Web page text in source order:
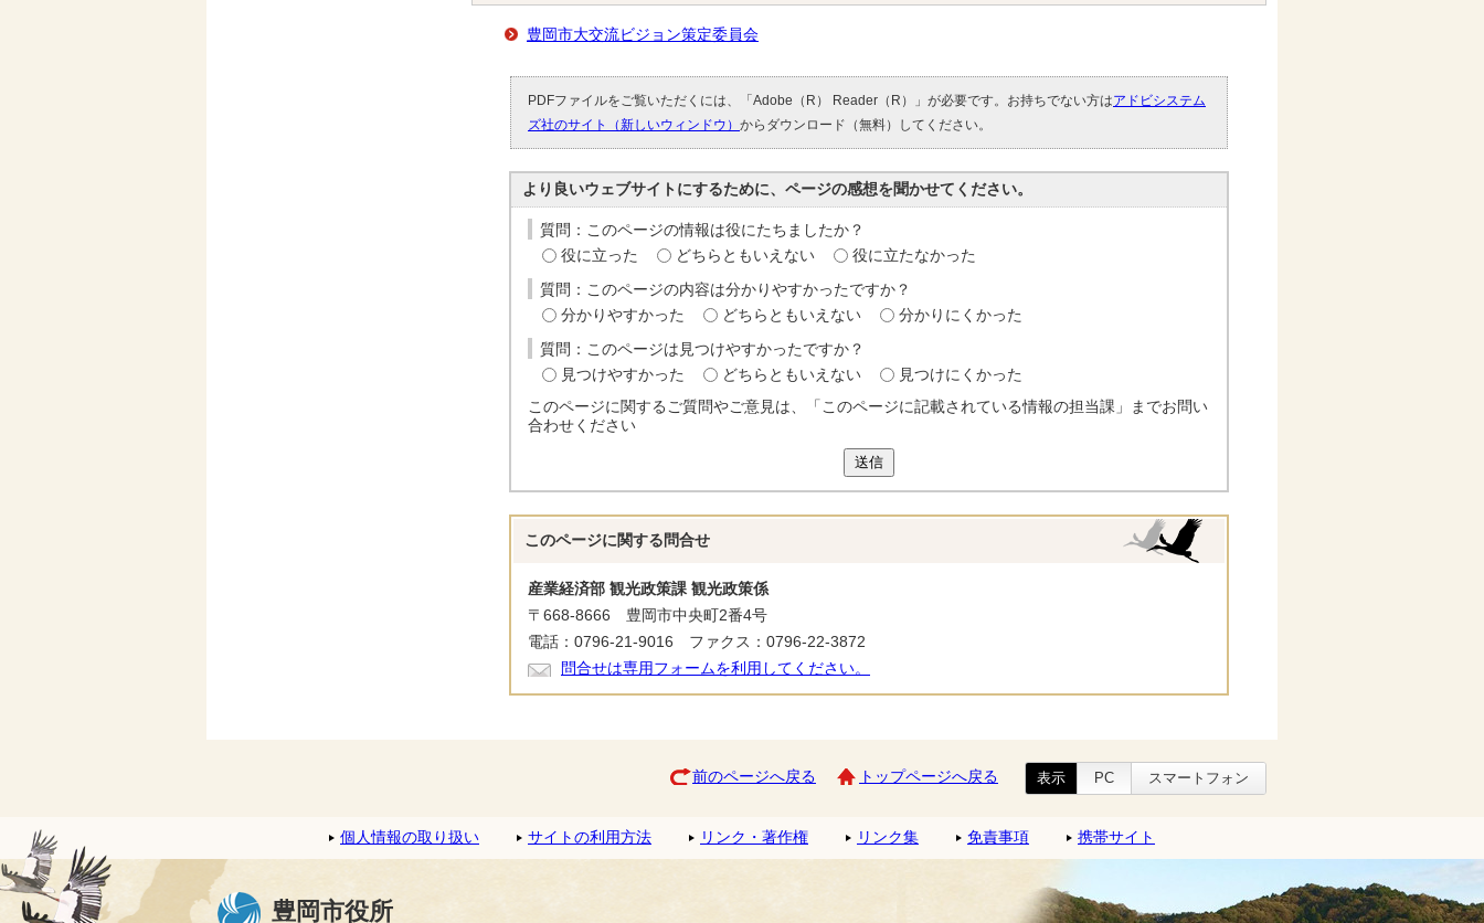
豊岡市大交流ビジョン策定委員会
PDFファイルをご覧いただくには、「Adobe（R） Reader（R）」が必要です。お持ちでない方はアドビシステム
ズ社のサイト（新しいウィンドウ） からダウンロード（無料）してください。
より良いウェブサイトにするために、ページの感想を聞かせてください。
質問：このページの情報は役にたちましたか？
役に立った
どちらともいえない 役に立たなかった
質問：このページの内容は分かりやすかったですか？
分かりやすかった
どちらともいえない 分かりにくかった
質問：このページは見つけやすかったですか？
見つけやすかった
どちらともいえない
見つけにくかった
このページに関するご質問やご意見は、「このページに記載されている情報の担当課」までお問い
合わせください
送信
このページに関する 問合せ
産業経済部 観光政策課 観光政策係
〒668-8666 豊岡市中央町2番4号
電話：0796-21-9016 ファクス：0796-22-3872
問合せは専用フォームを利用してください。
前のページへ戻る トップページへ戻る 表示 PC スマートフォン
個人情報の取り扱い サイトの利用方法 リンク・著作権 リンク集 免責事項 携帯サイト
豊岡市役所